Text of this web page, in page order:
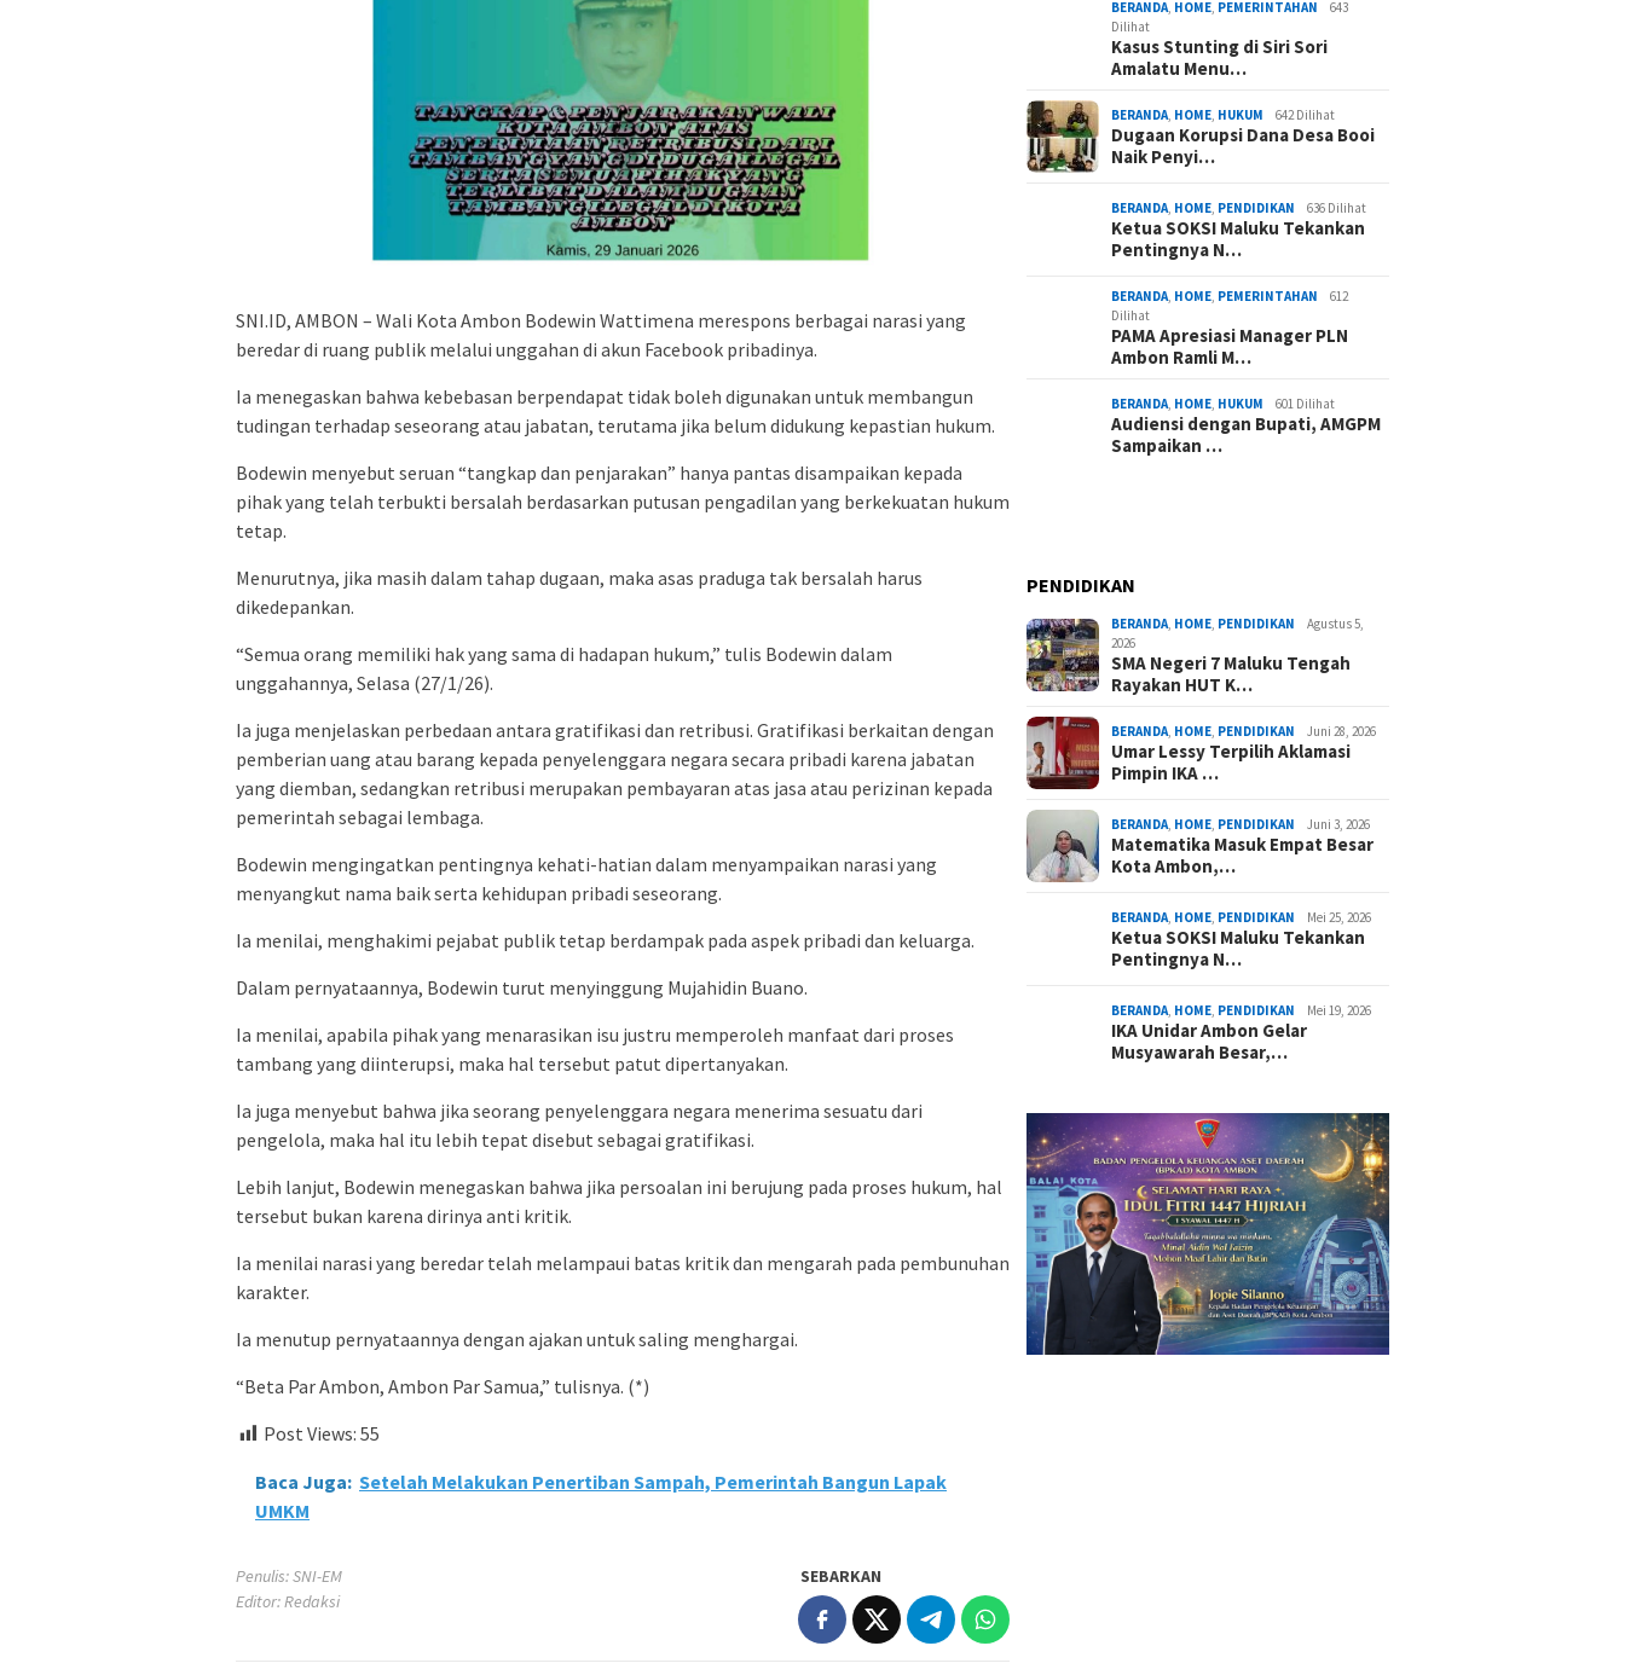
SNI.ID, AMBON – Wali Kota Ambon Bodewin Wattimena merespons berbagai narasi yang
beredar di ruang publik melalui unggahan di akun Facebook pribadinya.
Ia menegaskan bahwa kebebasan berpendapat tidak boleh digunakan untuk membangun
tudingan terhadap seseorang atau jabatan, terutama jika belum didukung kepastian hukum.
Bodewin menyebut seruan “tangkap dan penjarakan” hanya pantas disampaikan kepada
pihak yang telah terbukti bersalah berdasarkan putusan pengadilan yang berkekuatan hukum
tetap.
Menurutnya, jika masih dalam tahap dugaan, maka asas praduga tak bersalah harus
dikedepankan.
“Semua orang memiliki hak yang sama di hadapan hukum,” tulis Bodewin dalam
unggahannya, Selasa (27/1/26).
Ia juga menjelaskan perbedaan antara gratifikasi dan retribusi. Gratifikasi berkaitan dengan
pemberian uang atau barang kepada penyelenggara negara secara pribadi karena jabatan
yang diemban, sedangkan retribusi merupakan pembayaran atas jasa atau perizinan kepada
pemerintah sebagai lembaga.
Bodewin mengingatkan pentingnya kehati-hatian dalam menyampaikan narasi yang
menyangkut nama baik serta kehidupan pribadi seseorang.
Ia menilai, menghakimi pejabat publik tetap berdampak pada aspek pribadi dan keluarga.
Dalam pernyataannya, Bodewin turut menyinggung Mujahidin Buano.
Ia menilai, apabila pihak yang menarasikan isu justru memperoleh manfaat dari proses
tambang yang diinterupsi, maka hal tersebut patut dipertanyakan.
Ia juga menyebut bahwa jika seorang penyelenggara negara menerima sesuatu dari
pengelola, maka hal itu lebih tepat disebut sebagai gratifikasi.
Lebih lanjut, Bodewin menegaskan bahwa jika persoalan ini berujung pada proses hukum, hal
tersebut bukan karena dirinya anti kritik.
Ia menilai narasi yang beredar telah melampaui batas kritik dan mengarah pada pembunuhan
karakter.
Ia menutup pernyataannya dengan ajakan untuk saling menghargai.
“Beta Par Ambon, Ambon Par Samua,” tulisnya. (*)
Post Views: 55
Baca Juga: Setelah Melakukan Penertiban Sampah, Pemerintah Bangun Lapak
UMKM
Penulis: SNI-EM
Editor: Redaksi
SEBARKAN
BERANDA, HOME, PEMERINTAHAN
643
Dilihat
Kasus Stunting di Siri Sori
Amalatu Menu…
BERANDA, HOME, HUKUM 642 Dilihat
Dugaan Korupsi Dana Desa Booi
Naik Penyi…
BERANDA, HOME, PENDIDIKAN 636 Dilihat
Ketua SOKSI Maluku Tekankan
Pentingnya N…
BERANDA, HOME, PEMERINTAHAN
612
Dilihat
PAMA Apresiasi Manager PLN
Ambon Ramli M…
BERANDA, HOME, HUKUM 601 Dilihat
Audiensi dengan Bupati, AMGPM
Sampaikan …
PENDIDIKAN
BERANDA, HOME, PENDIDIKAN
Agustus 5,
2026
SMA Negeri 7 Maluku Tengah
Rayakan HUT K…
BERANDA, HOME, PENDIDIKAN Juni 28, 2026
Umar Lessy Terpilih Aklamasi
Pimpin IKA …
BERANDA, HOME, PENDIDIKAN Juni 3, 2026
Matematika Masuk Empat Besar
Kota Ambon,…
BERANDA, HOME, PENDIDIKAN Mei 25, 2026
Ketua SOKSI Maluku Tekankan
Pentingnya N…
BERANDA, HOME, PENDIDIKAN Mei 19, 2026
IKA Unidar Ambon Gelar
Musyawarah Besar,…